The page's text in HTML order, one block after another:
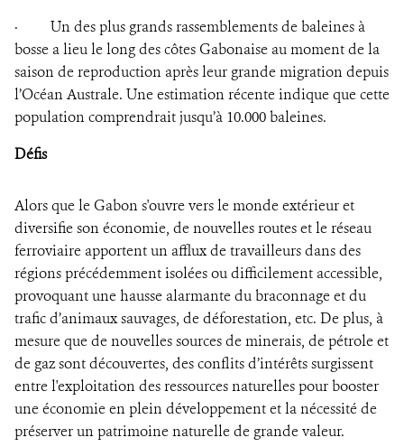
· Un des plus grands rassemblements de baleines à
bosse a lieu le long des côtes Gabonaise au moment de la
saison de reproduction après leur grande migration depuis
l’Océan Australe. Une estimation récente indique que cette
population comprendrait jusqu’à 10.000 baleines.
Défis
Alors que le Gabon s'ouvre vers le monde extérieur et
diversifie son économie, de nouvelles routes et le réseau
ferroviaire apportent un afflux de travailleurs dans des
régions précédemment isolées ou difficilement accessible,
provoquant une hausse alarmante du braconnage et du
trafic d’animaux sauvages, de déforestation, etc. De plus, à
mesure que de nouvelles sources de minerais, de pétrole et
de gaz sont découvertes, des conflits d’intérêts surgissent
entre l'exploitation des ressources naturelles pour booster
une économie en plein développement et la nécessité de
préserver un patrimoine naturelle de grande valeur.